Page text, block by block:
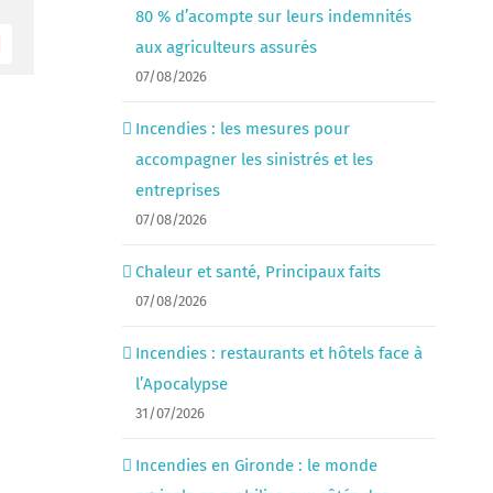
80 % d’acompte sur leurs indemnités
aux agriculteurs assurés
07/08/2026
Incendies : les mesures pour
accompagner les sinistrés et les
entreprises
07/08/2026
Chaleur et santé, Principaux faits
07/08/2026
Incendies : restaurants et hôtels face à
l’Apocalypse
31/07/2026
Incendies en Gironde : le monde